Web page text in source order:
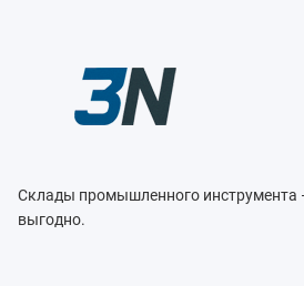
Склады промышленного инструмента
выгодно.